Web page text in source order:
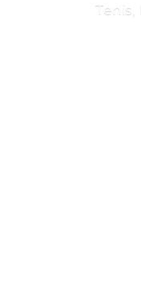
Tenis,